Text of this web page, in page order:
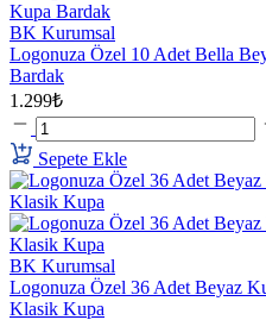
BK Kurumsal
Logonuza Özel 10 Adet Bella
Bardak
1.299₺
Sepete Ekle
BK Kurumsal
Logonuza Özel 36 Adet Beyaz
Klasik Kupa